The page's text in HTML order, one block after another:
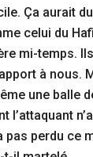
Ça aurait
celui du
mi-temps.
à nous.
une balle
l’attaquant
pas perdu ce